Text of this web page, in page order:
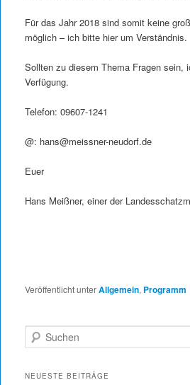
Für das Jahr 2018 sind somit keine
möglich – ich bitte hier um Verständnis.
Sollten zu diesem Thema Fragen sein,
Verfügung.
Telefon: 09607-1241
@: hans@meissner-neudorf.de
Euer
Hans Meißner, einer der
Veröffentlicht unterAllgemein, Programm
Suchen
NEUESTE BEITRÄGE